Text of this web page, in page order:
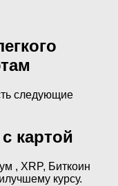
следующие
картой
, XRP, Биткоин
курсу.